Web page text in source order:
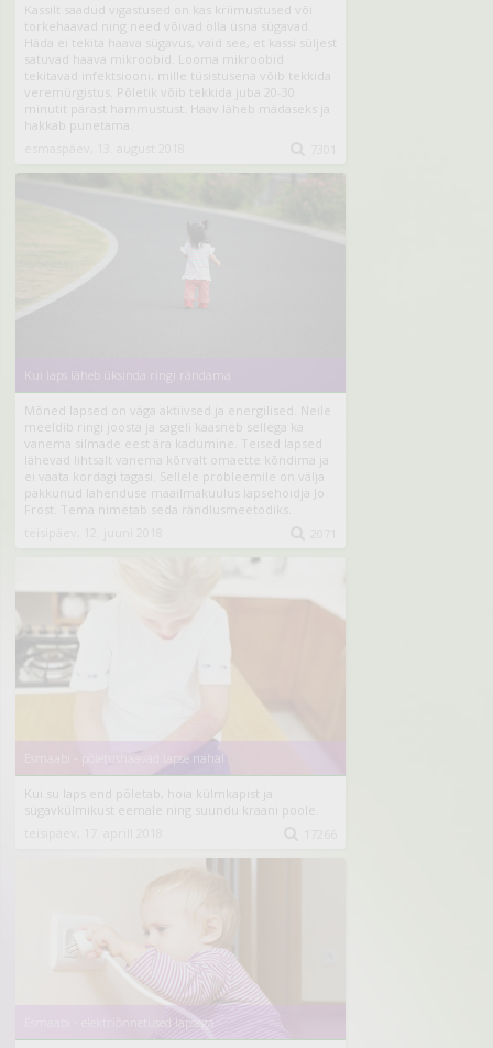
Kassilt saadud vigastused on kas kriimustused või
torkehaavad ning need võivad olla üsna sügavad.
Häda ei tekita haava sügavus, vaid see, et kassi süljest
satuvad haava mikroobid. Looma mikroobid
tekitavad infektsiooni, mille tüsistusena võib tekkida
veremürgistus. Põletik võib tekkida juba 20-30
minutit pärast hammustust. Haav läheb mädaseks ja
hakkab punetama.
Kui laps läheb üksinda ringi rändama
Mõned lapsed on väga aktiivsed ja energilised. Neile
meeldib ringi joosta ja sageli kaasneb sellega ka
vanema silmade eest ära kadumine. Teised lapsed
lähevad lihtsalt vanema kõrvalt omaette kõndima ja
ei vaata kordagi tagasi. Sellele probleemile on välja
pakkunud lahenduse maailmakuulus lapsehoidja Jo
Frost. Tema nimetab seda rändlusmeetodiks.
Esmaabi - põletushaavad lapse nahal
Kui su laps end põletab, hoia külmkapist ja
sügavkülmikust eemale ning suundu kraani poole.
Esmaabi - elektriõnnetused lapsega